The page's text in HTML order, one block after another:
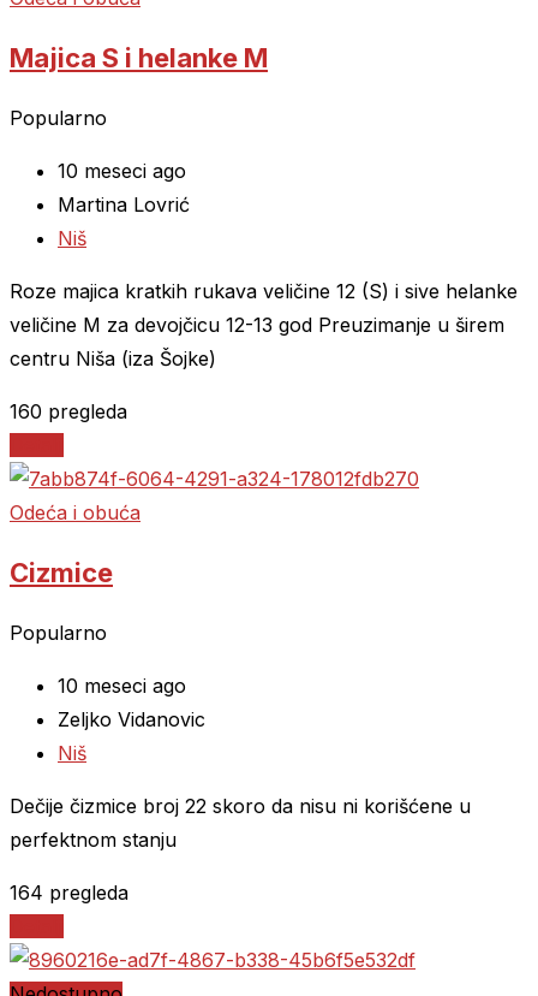
Majica S i helanke M
Popularno
10 meseci ago
Martina Lovrić
Niš
Roze majica kratkih rukava veličine 12 (S) i sive helanke
veličine M za devojčicu 12-13 god Preuzimanje u širem
centru Niša (iza Šojke)
160 pregleda
Odeća i obuća
Cizmice
Popularno
10 meseci ago
Zeljko Vidanovic
Niš
Dečije čizmice broj 22 skoro da nisu ni korišćene u
perfektnom stanju
164 pregleda